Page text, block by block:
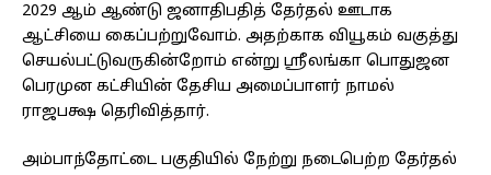
2029 ஆம் ஆண்டு ஜனாதிபதித் தேர்தல் ஊடாக
ஆட்சியை கைப்பற்றுவோம். அதற்காக வியூகம் வகுத்து
செயல்பட்டுவருகின்றோம் என்று ஸ்ரீலங்கா பொதுஜன
பெரமுன கட்சியின் தேசிய அமைப்பாளர் நாமல்
ராஜபக்ஷ தெரிவித்தார்.
அம்பாந்தோட்டை பகுதியில் நேற்று நடைபெற்ற தேர்தல்